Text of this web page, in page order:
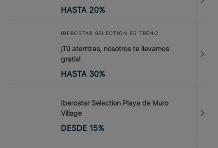
HASTA 20%
IBEROSTAR SELECTION ES TRENC
¡Tú aterrizas, nosotros te llevamos
gratis!
HASTA 30%
Iberostar Selection Playa de Muro
Village
DESDE 15%